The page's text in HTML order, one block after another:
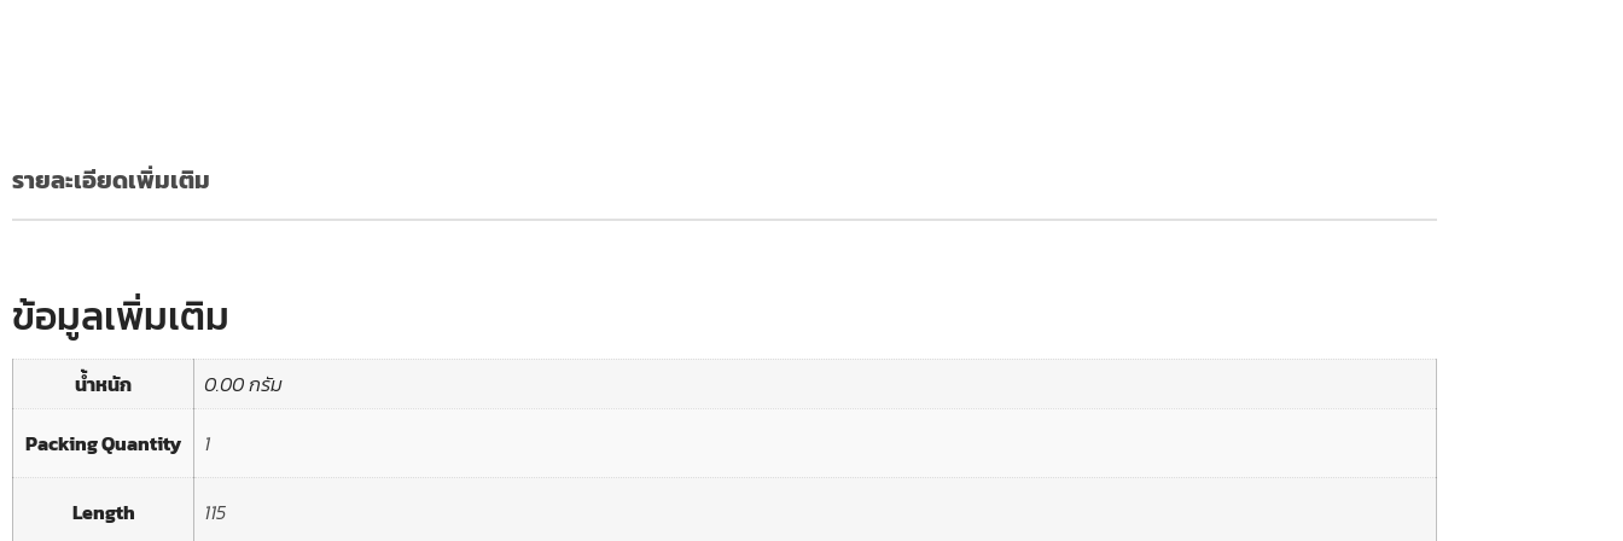
รายละเอียดเพิ่มเติม
ข้อมูลเพิ่มเติม
น้ำหนัก 0.00 กรัม
Packing Quantity 1
Length 115